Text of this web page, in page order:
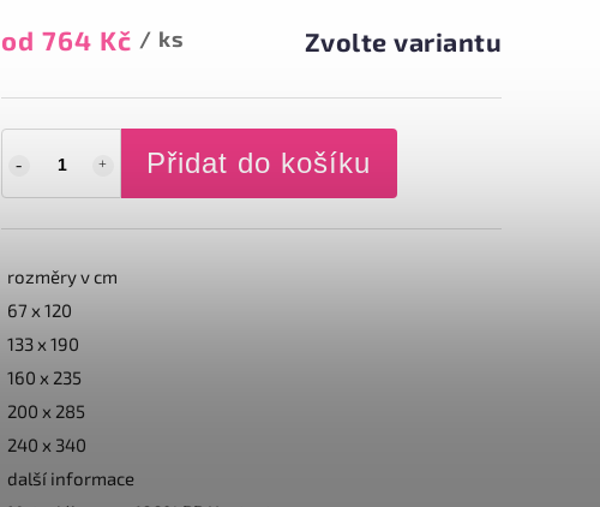
od 764 Kč / ks Zvolte variantu
Přidat do košíku
rozměry v cm
67 x 120
133 x 190
160 x 235
200 x 285
240 x 340
další informace